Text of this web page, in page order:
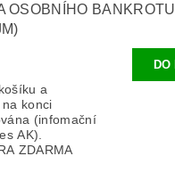
OSOBNÍHO BANKROTU
a
konci
(infomační
AK).
ZDARMA